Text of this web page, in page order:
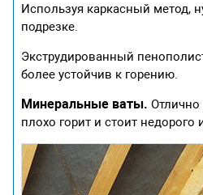
Используя каркасный метод,
подрезке.
Экструдированный
более устойчив к горению.
Минеральные ваты. Отлично
плохо горит и стоит